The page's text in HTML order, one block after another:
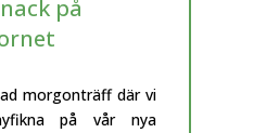
på
morgonträff där vi
på vår nya